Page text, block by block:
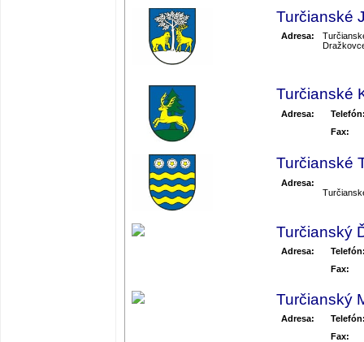
Turčianské
Adresa:
Turčianské
Adresa:
Fax:
Turčianské
Adresa:
Turčianský
Adresa:
Fax:
Turčianský
Adresa:
Fax: